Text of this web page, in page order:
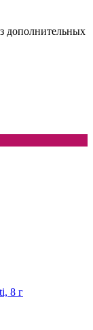
дополнительных
8 г